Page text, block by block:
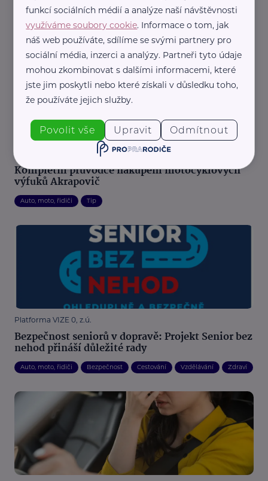
Bezpečnost Cestování
Reklama
Kompletní průvodce nákupem motocyklových
výfuků Akrapovič
Auto, moto, řidiči Tip
Platforma VIZE 0, z.ú.
Bezpečnost seniorů v dopravě: Projekt Senior bez
nehod přináší důležité rady
Auto, moto, řidiči Bezpečnost Cestování Vzdělávání Zdraví
funkcí sociálních médií a analýze naší návštěvnosti
využíváme soubory cookie. Informace o tom, jak
náš web používáte, sdílíme se svými partnery pro
sociální média, inzerci a analýzy. Partneři tyto údaje
mohou zkombinovat s dalšími informacemi, které
jste jim poskytli nebo které získali v důsledku toho,
že používáte jejich služby.
Povolit vše Upravit Odmítnout